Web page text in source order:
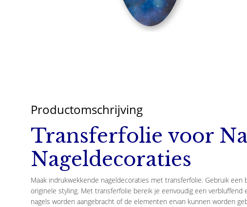
Productomschrijving
Transferfolie voor
Nageldecoraties
Maak indrukwekkende nageldecoraties met transferfolie. Gebruik
originele styling. Met transferfolie bereik je eenvoudig een verbluffend
nagels worden aangebracht of de elementen ervan kunnen worden